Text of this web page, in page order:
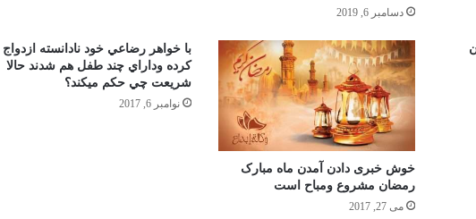
شيوه وطريقه ادا كردن نماز هاي قضايي در
مذهب حنفي
دسامبر 6, 2019
خوش خبری دادن آمدن ماه مبارک
رمضان مشروع ومباح است
می 27, 2017
با خواهر رضاعي خود نادانسته ازدواج
كرده وداراي چند طفل هم شدند حالا
شريعت چي حكم ميكند؟
نوامبر 6, 2017